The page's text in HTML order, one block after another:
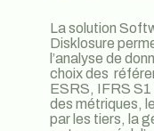
La solution
Disklosure
l’analyse de
choix des
ESRS, IFRS S1
des métriques,
par les tiers, la